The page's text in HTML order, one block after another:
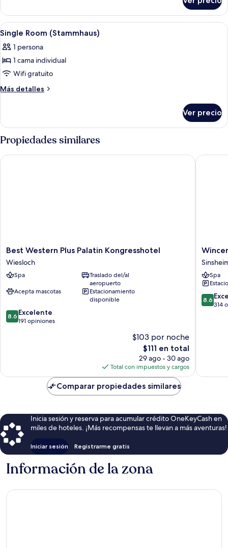
Room
(Landhaus)
Abrir
todas
las
fotos
de
Single
Una habitación con una cama de
1
Single Room (Stammhaus)
1 persona
1 cama individual
Wifi gratuito
Más detalles
Más
Room
(Stammhaus)
Ver precio
Propiedades similares
Best
Western
Plus
Palatin
Wiesloch
Best Western Plus Palatin Kongresshotel
Wiesloch
Spa
Traslado del/al
aeropuerto
Acepta mascotas
Estacionamiento
disponible
8.6
de
8.6 Excelente
191 opiniones
$103 por noche
El
precio
actual
es
de
$111
$111 en total
29 ago - 30 ago
Total con impuestos y cargos
Best Western Plus Palatin Kongresshotel
Wincent
Hotel
Spa
8.6
de
8.6
314
Comparar propiedades similares
Inicia sesión y reserva para acumular crédito OneKeyCash en
miles de hoteles. ¡Más recompensas te llevan a más aventuras!
Iniciar sesión Registrarme gratis
Información de la zona